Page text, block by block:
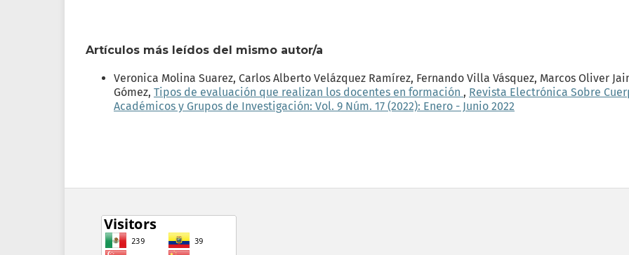
Artículos más leídos del mismo autor/a
Veronica Molina Suarez, Carlos Alberto Velázquez Ramírez, Fernando Villa Vásquez, Marcos Oliver
Gómez, Tipos de evaluación que realizan los docentes en formación , Revista Electrónica Sobre
Académicos y Grupos de Investigación: Vol. 9 Núm. 17 (2022): Enero - Junio 2022